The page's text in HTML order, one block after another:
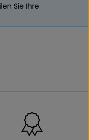
Sie Ihre